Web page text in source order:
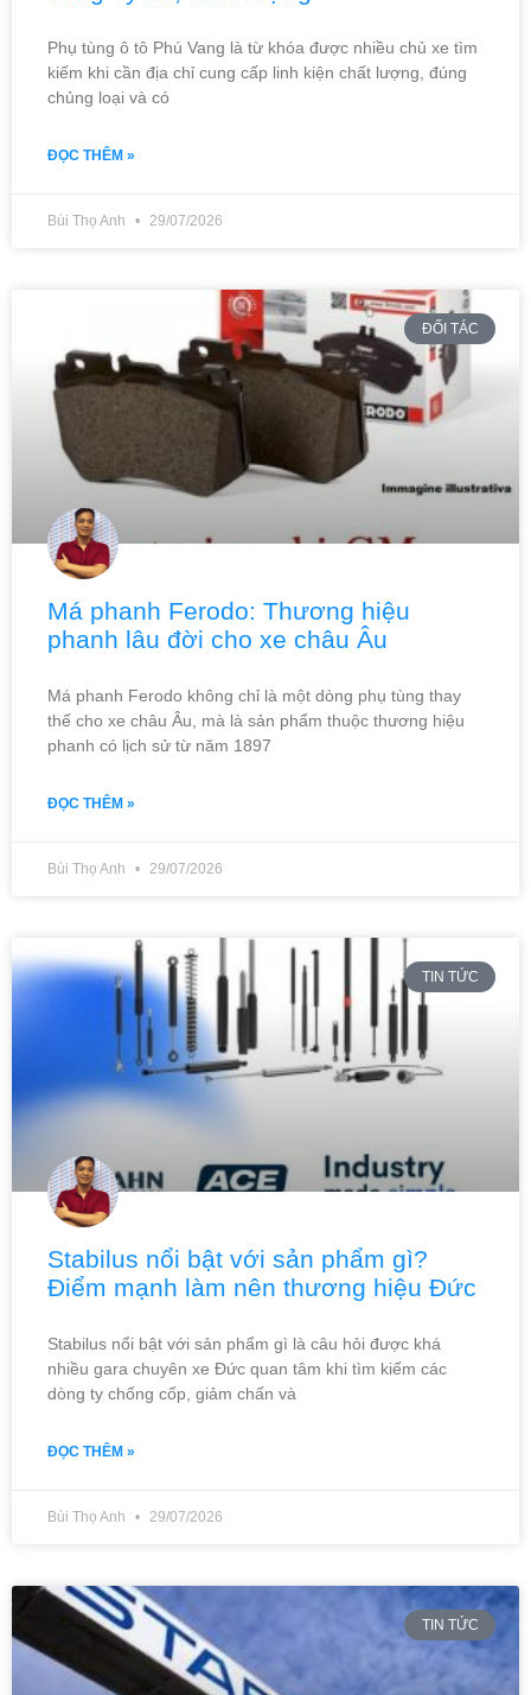
Phụ tùng ô tô Phú Vang là từ khóa được nhiều chủ xe tìm
kiếm khi cần địa chỉ cung cấp linh kiện chất lượng, đúng
chủng loại và có
ĐỌC THÊM »
Bùi Thọ Anh 29/07/2026
ĐỐI TÁC
Má phanh Ferodo: Thương hiệu
phanh lâu đời cho xe châu Âu
Má phanh Ferodo không chỉ là một dòng phụ tùng thay
thế cho xe châu Âu, mà là sản phẩm thuộc thương hiệu
phanh có lịch sử từ năm 1897
ĐỌC THÊM »
Bùi Thọ Anh 29/07/2026
TIN TỨC
Stabilus nổi bật với sản phẩm gì?
Điểm mạnh làm nên thương hiệu Đức
Stabilus nổi bật với sản phẩm gì là câu hỏi được khá
nhiều gara chuyên xe Đức quan tâm khi tìm kiếm các
dòng ty chống cốp, giảm chấn và
ĐỌC THÊM »
Bùi Thọ Anh 29/07/2026
TIN TỨC